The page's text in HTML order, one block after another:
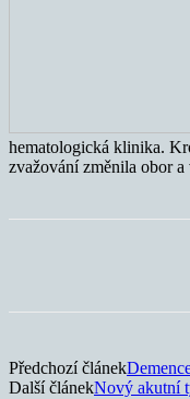
hematologická klinika.
zvažování změnila obor
Předchozí článek
Další článekNový akutní